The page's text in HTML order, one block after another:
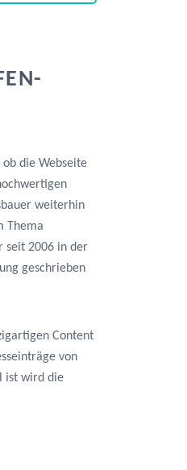
die Webseite
weiterhin
Thema
seit 2006 in der
geschrieben
Content
von
ist wird die